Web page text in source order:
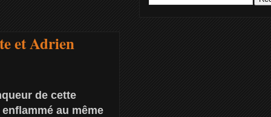
et Adrien
de cette
au même